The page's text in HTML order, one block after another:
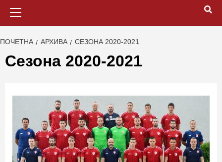
ПОЧЕТНА АРХИВА СЕЗОНА 2020-2021
Сезона 2020-2021